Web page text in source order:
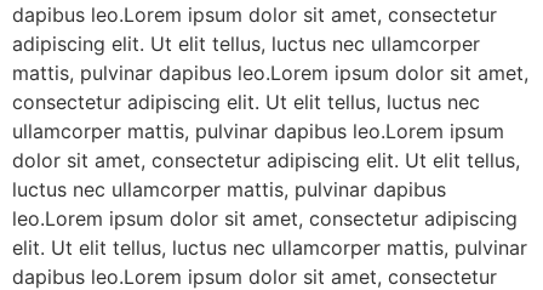
dapibus leo.Lorem ipsum dolor sit amet, consectetur
adipiscing elit. Ut elit tellus, luctus nec ullamcorper
mattis, pulvinar dapibus leo.Lorem ipsum dolor sit amet,
consectetur adipiscing elit. Ut elit tellus, luctus nec
ullamcorper mattis, pulvinar dapibus leo.Lorem ipsum
dolor sit amet, consectetur adipiscing elit. Ut elit tellus,
luctus nec ullamcorper mattis, pulvinar dapibus
leo.Lorem ipsum dolor sit amet, consectetur adipiscing
elit. Ut elit tellus, luctus nec ullamcorper mattis, pulvinar
dapibus leo.Lorem ipsum dolor sit amet, consectetur